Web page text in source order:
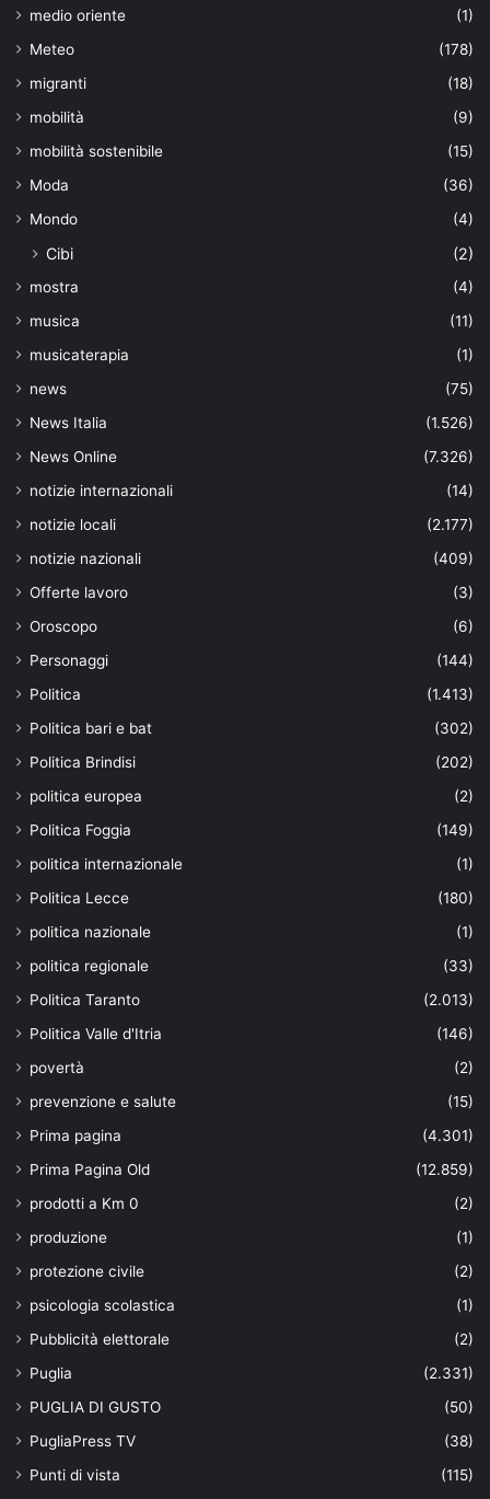
medio oriente
(1)
Meteo
(178)
migranti
(18)
mobilità
(9)
mobilità sostenibile
(15)
Moda
(36)
Mondo
(4)
Cibi (2)
mostra
(4)
musica
(11)
musicaterapia
(1)
news
(75)
News Italia
(1.526)
News Online
(7.326)
notizie internazionali
(14)
notizie locali
(2.177)
notizie nazionali
(409)
Offerte lavoro
(3)
Oroscopo
(6)
Personaggi
(144)
Politica
(1.413)
Politica bari e bat
(302)
Politica Brindisi
(202)
politica europea
(2)
Politica Foggia
(149)
politica internazionale
(1)
Politica Lecce
(180)
politica nazionale
(1)
politica regionale
(33)
Politica Taranto
(2.013)
Politica Valle d'Itria
(146)
povertà
(2)
prevenzione e salute
(15)
Prima pagina
(4.301)
Prima Pagina Old
(12.859)
prodotti a Km 0
(2)
produzione
(1)
protezione civile
(2)
psicologia scolastica
(1)
Pubblicità elettorale
(2)
Puglia
(2.331)
PUGLIA DI GUSTO
(50)
PugliaPress TV
(38)
Punti di vista
(115)